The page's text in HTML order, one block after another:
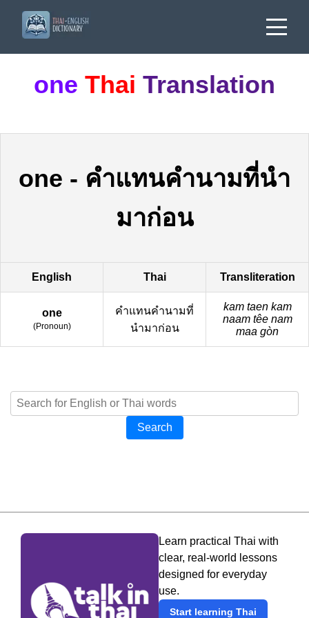
one Thai Translation
one - คำแทนคำนามที่นำ
มาก่อน
English Thai Transliteration
one
(Pronoun)
คำแทนคำนามที่
นำมาก่อน
kam taen kam
naam têe nam
maa gòn
Search
Learn practical Thai with
clear, real-world lessons
designed for everyday
use.
Start learning Thai